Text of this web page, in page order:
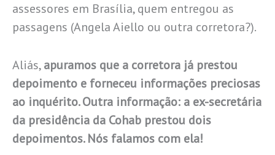
assessores em Brasília, quem entregou as
passagens (Angela Aiello ou outra corretora?).
Aliás,apuramos que a corretora já prestou
depoimento e forneceu informações preciosas
ao inquérito. Outra informação: a ex-secretária
da presidência da Cohab prestou dois
depoimentos. Nós falamos com ela!